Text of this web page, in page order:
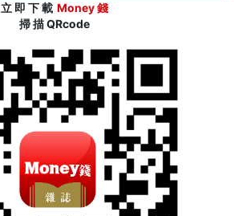
立 即 下 載 Money 錢
掃 描 QRcode